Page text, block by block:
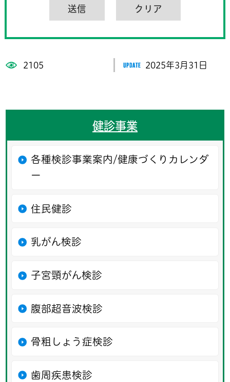
2105 2025年3月31日
健診事業
各種検診事業案内/健康づくりカレンダ
ー
住民健診
乳がん検診
子宮頸がん検診
腹部超音波検診
骨粗しょう症検診
歯周疾患検診